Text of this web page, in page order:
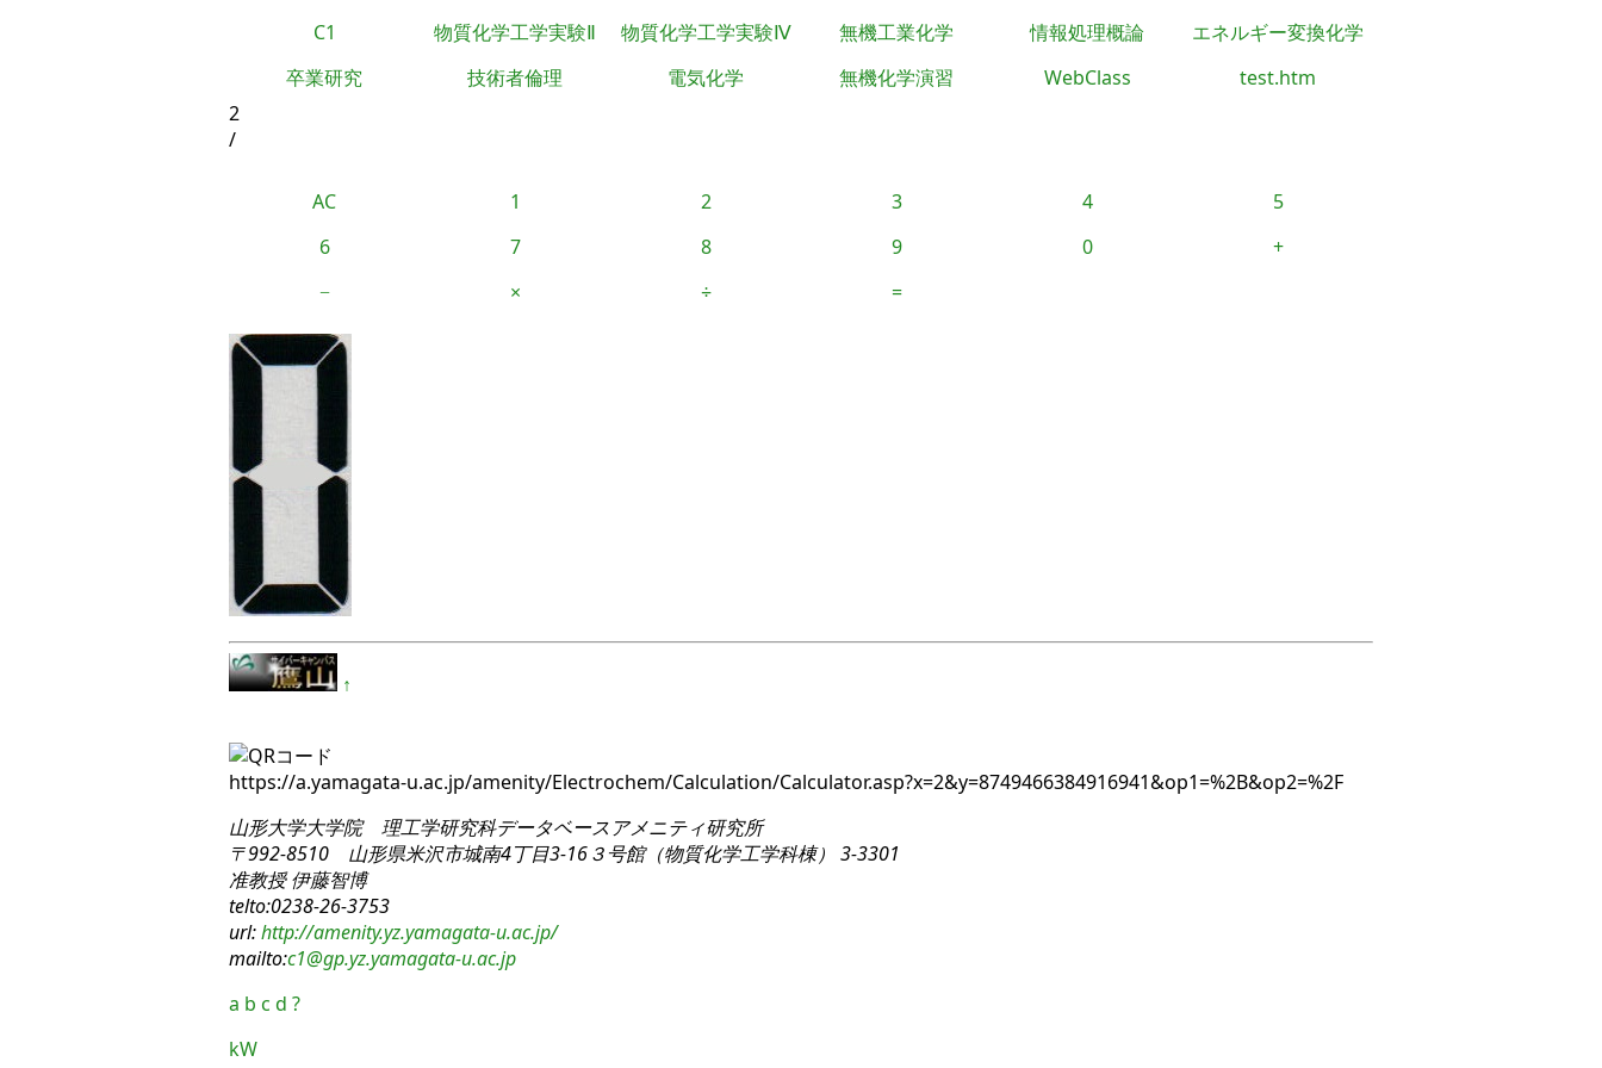
C1 物質化学工学実験Ⅱ 物質化学工学実験Ⅳ 無機工業化学 情報処理概論
エネルギー変換化学
卒業研究
技術者倫理 電気化学 無機化学演習 WebClass
test.htm
2
/
AC 1 2 3 4
5
6
7 8 9 0
+
−
× ÷ =
↑
https://a.yamagata-u.ac.jp/amenity/Electrochem/Calculation/Calculator.asp?x=2&y=8749466384916941&op1=%2B&op2=%2F
山形大学大学院 理工学研究科データベースアメニティ研究所
〒992-8510 山形県米沢市城南4丁目3-16３号館（物質化学工学科棟） 3-3301
准教授 伊藤智博
telto:0238-26-3753
url:http://amenity.yz.yamagata-u.ac.jp/
mailto:c1@gp.yz.yamagata-u.ac.jp
a b c d ?
kW